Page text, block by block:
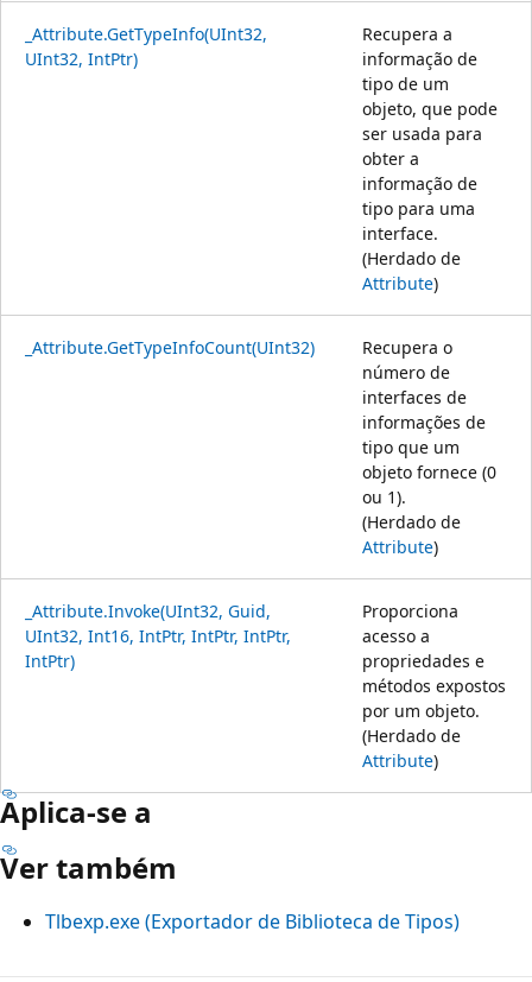
_Attribute.GetTypeInfo(UInt32,
UInt32, IntPtr)
Recupera a
informação de
tipo de um
objeto, que pode
ser usada para
obter a
informação de
tipo para uma
interface.
(Herdado de
Attribute)
_Attribute.GetTypeInfoCount(UInt32)
Recupera o
número de
interfaces de
informações de
tipo que um
objeto fornece (0
ou 1).
(Herdado de
Attribute)
_Attribute.Invoke(UInt32, Guid,
UInt32, Int16, IntPtr, IntPtr, IntPtr,
IntPtr)
Proporciona
acesso a
propriedades e
métodos expostos
por um objeto.
(Herdado de
Attribute)
Aplica-se a
Ver também
Tlbexp.exe (Exportador de Biblioteca de Tipos)